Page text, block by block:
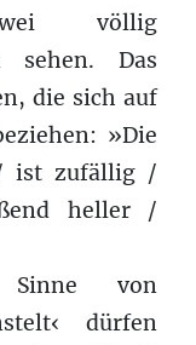
völlig
sehen. Das
die sich auf
»Die
ist zufällig /
heller /
Sinne von
dürfen